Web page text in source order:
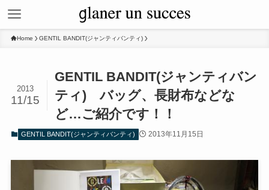
Home GENTIL BANDIT(ジャンティバンティ)
GENTIL BANDIT(ジャンティバン
ティ) バッグ、長財布などな
ど…ご紹介です！！
2013
11/15
GENTIL BANDIT(ジャンティバンティ) 2013年11月15日